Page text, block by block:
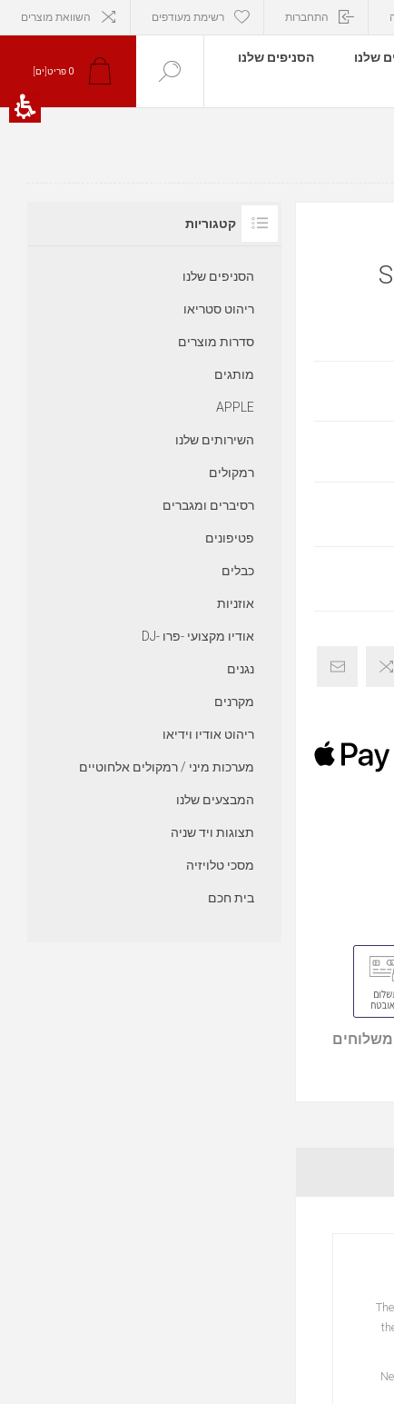
התחברות רשימת מעודפים השוואת מוצרים
שלנו
הסניפים שלנו
0 פריט[ים]
משלוחים
קטגוריות
הסניפים שלנו
ריהוט סטריאו
סדרות מוצרים
מותגים
APPLE
השירותים שלנו
רמקולים
רסיברים ומגברים
פטיפונים
כבלים
אוזניות
אודיו מקצועי -פרו -DJ
נגנים
מקרנים
ריהוט אודיו וידיאו
מערכות מיני / רמקולים אלחוטיים
המבצעים שלנו
תצוגות ויד שניה
מסכי טלויזיה
בית חכם